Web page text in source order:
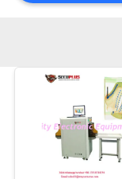
উদ্ধৃতির
আবেদন